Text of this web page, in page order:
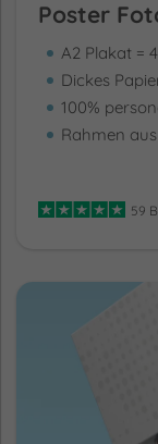
Poster
A2 Plakat =
Dickes
100%
Rahmen
59